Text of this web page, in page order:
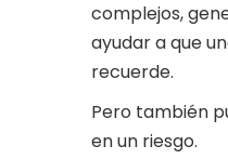
complejos,
ayudar a que
recuerde.
Pero también
en un riesgo.